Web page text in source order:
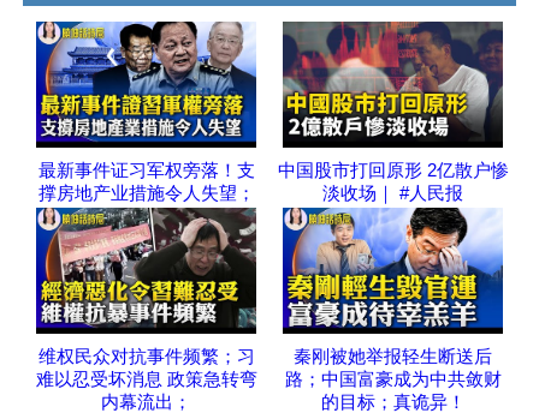
最新事件证习军权旁落！支
撑房地产业措施令人失望；
中国股市打回原形 2亿散户惨
淡收场｜ #人民报
维权民众对抗事件频繁；习
难以忍受坏消息 政策急转弯
内幕流出；
秦刚被她举报轻生断送后
路；中国富豪成为中共敛财
的目标；真诡异！